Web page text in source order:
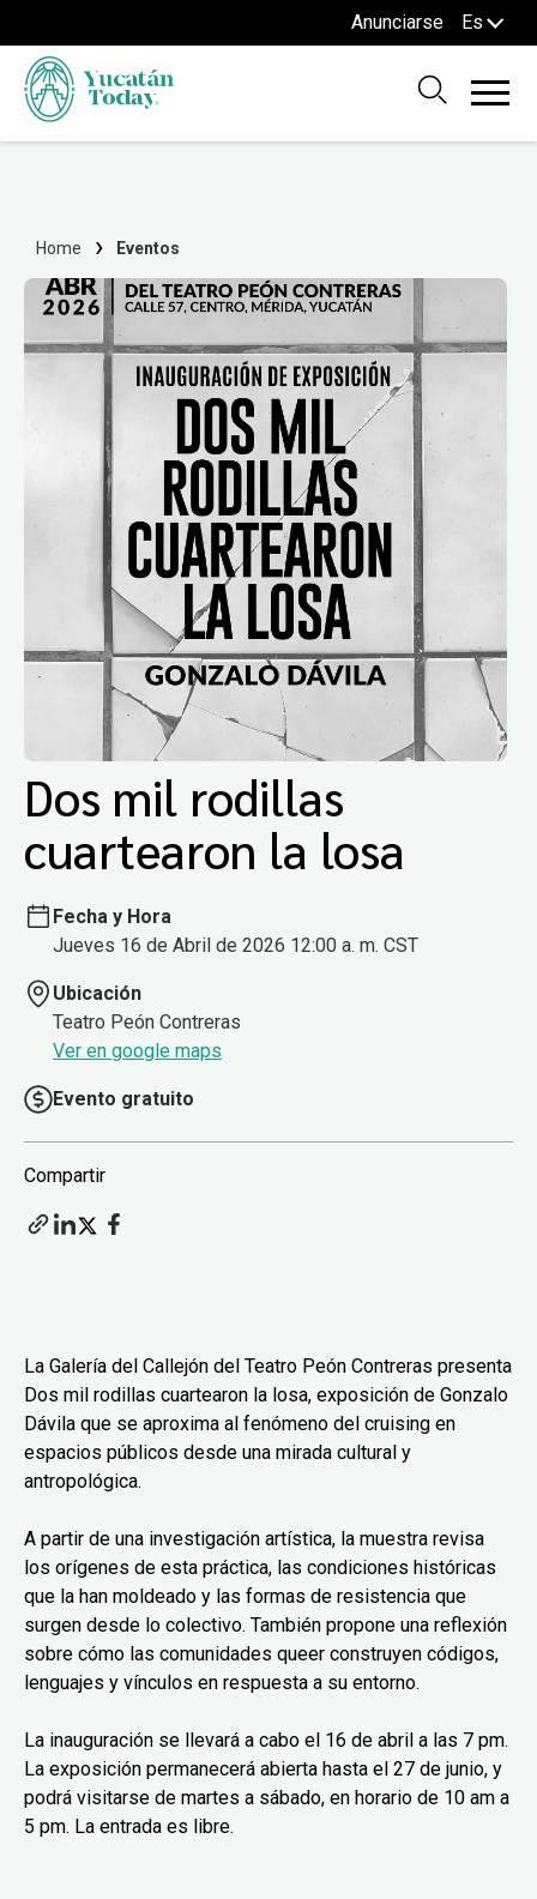
Anunciarse Es
Home Eventos
Dos mil rodillas
cuartearon la losa
Fecha y Hora
Jueves 16 de Abril de 2026 12:00 a. m. CST
Ubicación
Teatro Peón Contreras
Ver en google maps
Evento gratuito
Compartir
La Galería del Callejón del Teatro Peón Contreras presenta
Dos mil rodillas cuartearon la losa, exposición de Gonzalo
Dávila que se aproxima al fenómeno del cruising en
espacios públicos desde una mirada cultural y
antropológica.
A partir de una investigación artística, la muestra revisa
los orígenes de esta práctica, las condiciones históricas
que la han moldeado y las formas de resistencia que
surgen desde lo colectivo. También propone una reflexión
sobre cómo las comunidades queer construyen códigos,
lenguajes y vínculos en respuesta a su entorno.
La inauguración se llevará a cabo el 16 de abril a las 7 pm.
La exposición permanecerá abierta hasta el 27 de junio, y
podrá visitarse de martes a sábado, en horario de 10 am a
5 pm. La entrada es libre.